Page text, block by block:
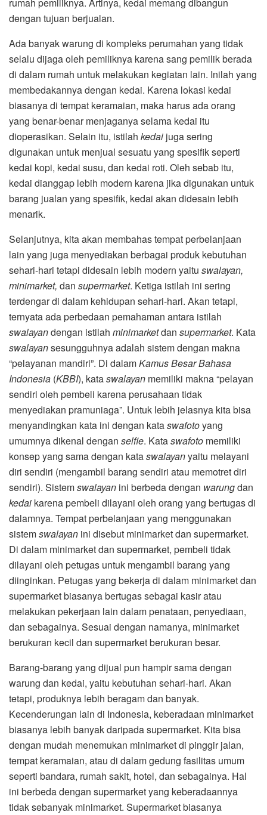
rumah pemiliknya. Artinya, kedai memang dibangun
dengan tujuan berjualan.
Ada banyak warung di kompleks perumahan yang tidak
selalu dijaga oleh pemiliknya karena sang pemilik berada
di dalam rumah untuk melakukan kegiatan lain. Inilah yang
membedakannya dengan kedai. Karena lokasi kedai
biasanya di tempat keramaian, maka harus ada orang
yang benar-benar menjaganya selama kedai itu
dioperasikan. Selain itu, istilah kedai juga sering
digunakan untuk menjual sesuatu yang spesifik seperti
kedai kopi, kedai susu, dan kedai roti. Oleh sebab itu,
kedai dianggap lebih modern karena jika digunakan untuk
barang jualan yang spesifik, kedai akan didesain lebih
menarik.
Selanjutnya, kita akan membahas tempat perbelanjaan
lain yang juga menyediakan berbagai produk kebutuhan
sehari-hari tetapi didesain lebih modern yaitu swalayan,
minimarket, dan supermarket. Ketiga istilah ini sering
terdengar di dalam kehidupan sehari-hari. Akan tetapi,
ternyata ada perbedaan pemahaman antara istilah
swalayandengan istilah minimarketdan supermarket. Kata
swalayansesungguhnya adalah sistem dengan makna
“pelayanan mandiri”. Di dalamKamus Besar Bahasa
Indonesia (KBBI), kataswalayan memiliki makna “pelayan
sendiri oleh pembeli karena perusahaan tidak
menyediakan pramuniaga”. Untuk lebih jelasnya kita bisa
menyandingkan kata ini dengan kataswafotoyang
umumnya dikenal dengan selfie. Kataswafoto memiliki
konsep yang sama dengan kataswalayanyaitu melayani
diri sendiri (mengambil barang sendiri atau memotret diri
sendiri). Sistemswalayan ini berbeda dengan warungdan
kedai karena pembeli dilayani oleh orang yang bertugas di
dalamnya. Tempat perbelanjaan yang menggunakan
sistemswalayan ini disebut minimarket dan supermarket.
Di dalam minimarket dan supermarket, pembeli tidak
dilayani oleh petugas untuk mengambil barang yang
diinginkan. Petugas yang bekerja di dalam minimarket dan
supermarket biasanya bertugas sebagai kasir atau
melakukan pekerjaan lain dalam penataan, penyediaan,
dan sebagainya. Sesuai dengan namanya, minimarket
berukuran kecil dan supermarket berukuran besar.
Barang-barang yang dijual pun hampir sama dengan
warung dan kedai, yaitu kebutuhan sehari-hari. Akan
tetapi, produknya lebih beragam dan banyak.
Kecenderungan lain di Indonesia, keberadaan minimarket
biasanya lebih banyak daripada supermarket. Kita bisa
dengan mudah menemukan minimarket di pinggir jalan,
tempat keramaian, atau di dalam gedung fasilitas umum
seperti bandara, rumah sakit, hotel, dan sebagainya. Hal
ini berbeda dengan supermarket yang keberadaannya
tidak sebanyak minimarket. Supermarket biasanya